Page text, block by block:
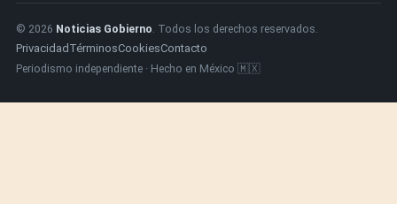
© 2026 Noticias Gobierno. Todos los derechos reservados.
Privacidad TérminosCookiesContacto
Periodismo independiente · Hecho en México 🇲🇽